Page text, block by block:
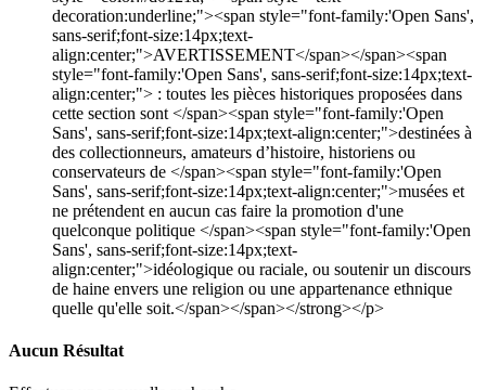
decoration:underline;"><span style="font-family:'Open Sans',
sans-serif;font-size:14px;text-
align:center;">AVERTISSEMENT</span></span><span
style="font-family:'Open Sans', sans-serif;font-size:14px;text-
align:center;"> : toutes les pièces historiques proposées dans
cette section sont </span><span style="font-family:'Open
Sans', sans-serif;font-size:14px;text-align:center;">destinées à
des collectionneurs, amateurs d’histoire, historiens ou
conservateurs de </span><span style="font-family:'Open
Sans', sans-serif;font-size:14px;text-align:center;">musées et
ne prétendent en aucun cas faire la promotion d'une
quelconque politique </span><span style="font-family:'Open
Sans', sans-serif;font-size:14px;text-
align:center;">idéologique ou raciale, ou soutenir un discours
de haine envers une religion ou une appartenance ethnique
quelle qu'elle soit.</span></span></strong></p>
Aucun Résultat